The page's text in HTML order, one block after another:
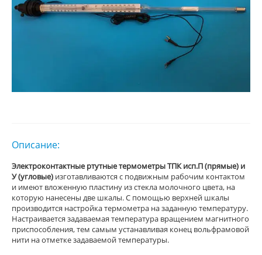
Описание:
Электроконтактные ртутные термометры ТПК исп.П (прямые) и
У (угловые) изготавливаются с подвижным рабочим контактом
и имеют вложенную пластину из стекла молочного цвета, на
которую нанесены две шкалы. С помощью верхней шкалы
производится настройка термометра на заданную температуру.
Настраивается задаваемая температура вращением магнитного
приспособления, тем самым устанавливая конец вольфрамовой
нити на отметке задаваемой температуры.